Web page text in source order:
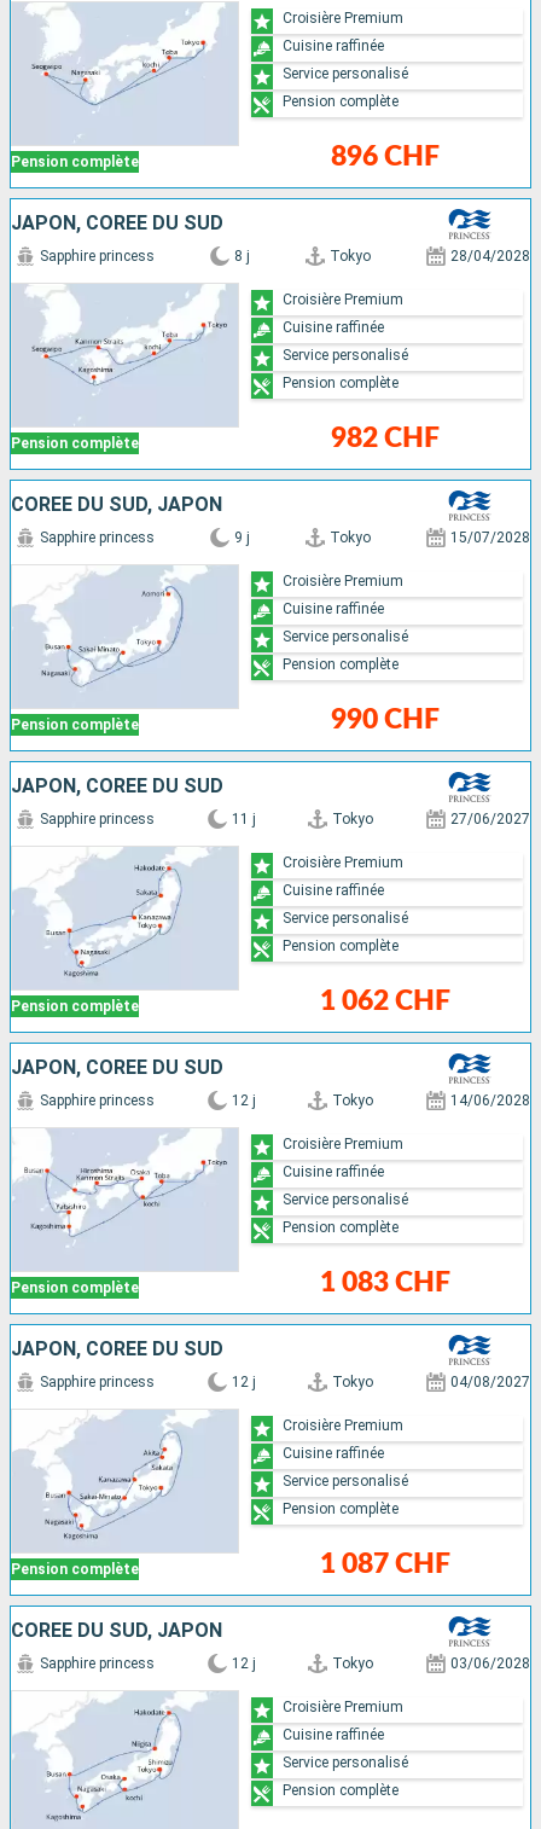
Pension complète 896 CHF
Croisière Premium
Cuisine raffinée
Service personalisé
Pension complète
JAPON, CORÉE DU SUD
Pension complète
Sapphire princess 8 j Tokyo 28/04/2028
982 CHF
Croisière Premium
Cuisine raffinée
Service personalisé
Pension complète
CORÉE DU SUD, JAPON
Pension complète
Sapphire princess 9 j Tokyo 15/07/2028
990 CHF
Croisière Premium
Cuisine raffinée
Service personalisé
Pension complète
JAPON, CORÉE DU SUD
Pension complète
Sapphire princess 11 j Tokyo 27/06/2027
1 062 CHF
Croisière Premium
Cuisine raffinée
Service personalisé
Pension complète
JAPON, CORÉE DU SUD
Pension complète
Sapphire princess 12 j Tokyo 14/06/2028
1 083 CHF
Croisière Premium
Cuisine raffinée
Service personalisé
Pension complète
JAPON, CORÉE DU SUD
Pension complète
Sapphire princess 12 j Tokyo 04/08/2027
1 087 CHF
Croisière Premium
Cuisine raffinée
Service personalisé
Pension complète
CORÉE DU SUD, JAPON
Sapphire princess 12 j Tokyo 03/06/2028
Croisière Premium
Cuisine raffinée
Service personalisé
Pension complète